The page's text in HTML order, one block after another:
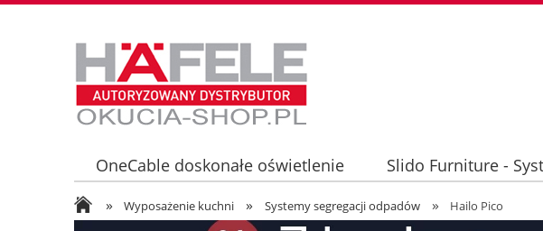
OneCable doskonałe oświetlenie Slido Furniture -
Oświetlenie LED LOOX5 - informacje techniczne
» Wyposażenie kuchni » Systemy segregacji odpadów » Hailo Pico